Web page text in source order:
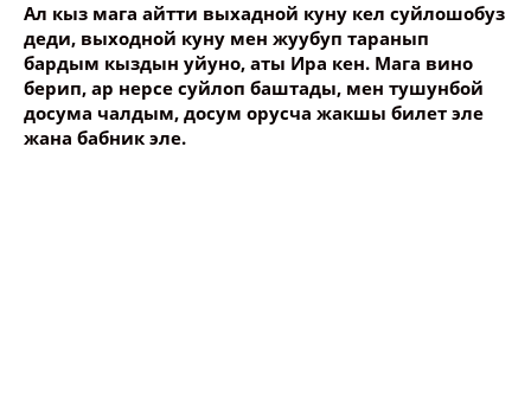
Ал кыз мага айтти выхадной куну кел суйлошобуз
деди, выходной куну мен жуубуп таранып
бардым кыздын уйуно, аты Ира кен. Мага вино
берип, ар нерсе суйлоп баштады, мен тушунбой
досума чалдым, досум орусча жакшы билет эле
жана бабник эле.